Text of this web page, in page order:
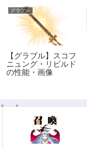
グラブル
【グラブル】スコフ
ニュング・リビルド
の性能・画像